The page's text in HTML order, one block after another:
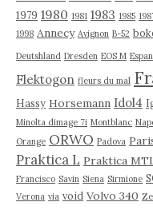
1979 1980 1981 1983 1985
1998 Annecy Avignon B-52
Deutshland Dresden EOS M
Flektogon fleurs du mal
Hassy Horsemann Idol4
Minolta dimage 7i Montblanc
Orange ORWO Padova
Praktica L Praktica
Francisco Savin Siena Sirmione
Verona via void Volvo 340